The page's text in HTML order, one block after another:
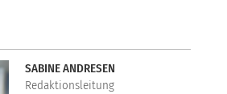
SABINE ANDRESEN
Redaktionsleitung